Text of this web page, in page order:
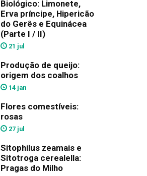
Biológico: Limonete,
Erva príncipe, Hipericão
do Gerês e Equinácea
(Parte I / II)
21 jul
Produção de queijo:
origem dos coalhos
14 jan
Flores comestíveis:
rosas
27 jul
Sitophilus zeamais e
Sitotroga cerealella:
Pragas do Milho